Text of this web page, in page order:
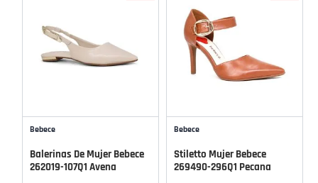
Bebece
Balerinas De Mujer Bebece
262019-107Q1 Avena
Bebece
Stiletto Mujer Bebece
269490-296Q1 Pecana